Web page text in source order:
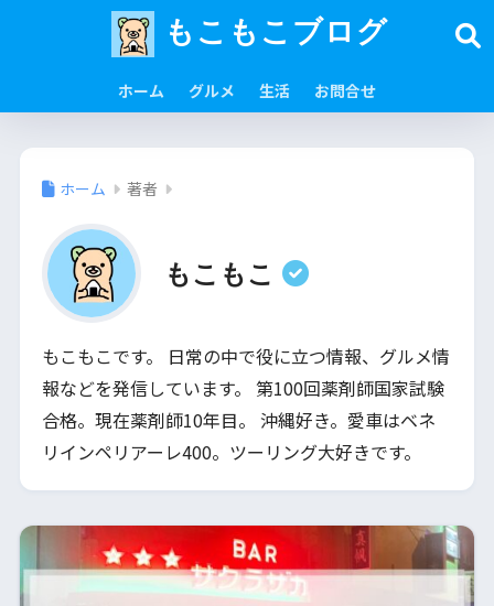
もこもこブログ
ホーム グルメ 生活 お問合せ
ホーム 著者
もこもこ
もこもこです。 日常の中で役に立つ情報、グルメ情
報などを発信しています。 第100回薬剤師国家試験
合格。現在薬剤師10年目。 沖縄好き。愛車はベネ
リインペリアーレ400。ツーリング大好きです。